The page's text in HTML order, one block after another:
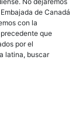
de Canadá
con la
que
por el
latina, buscar